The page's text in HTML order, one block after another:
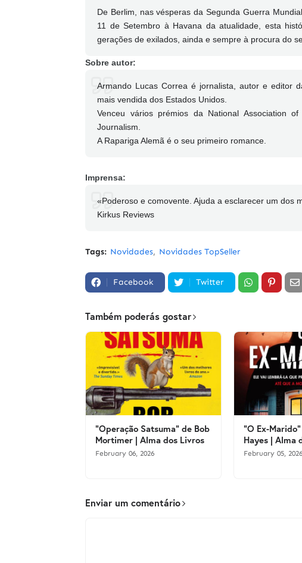
De Berlim, nas vésperas da Segunda Guerra
11 de Setembro à Havana da atualidade, esta
gerações de exilados, ainda e sempre à procura do
Sobre autor:
Armando Lucas Correa é jornalista, autor e editor
mais vendida dos Estados Unidos.
Venceu vários prémios da National Association
Journalism.
A Rapariga Alemã é o seu primeiro romance.
Imprensa:
«Poderoso e comovente. Ajuda a esclarecer um dos
Kirkus Reviews
Tags: Novidades Novidades TopSeller
Facebook Twitter
Também poderás gostar
"Operação Satsuma" de Bob
Mortimer | Alma dos Livros
February 06, 2026
"O Ex-
Hayes | Alma
February 05, 2026
Enviar um comentário